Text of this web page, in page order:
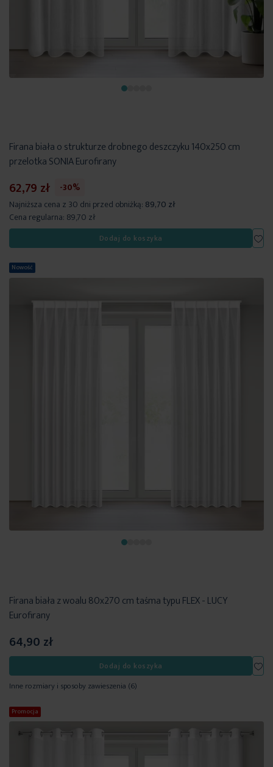
Firana biała o strukturze drobnego deszczyku 140x250 cm
przelotka SONIA Eurofirany
62,79 zł
-30%
Najniższa cena z 30 dni przed obniżką: 89,70 zł
Cena regularna: 89,70 zł
Dodaj do koszyka
Nowość
Firana biała z woalu 80x270 cm taśma typu FLEX - LUCY
Eurofirany
64,90 zł
Dodaj do koszyka
Inne rozmiary i sposoby zawieszenia (6)
Promocja